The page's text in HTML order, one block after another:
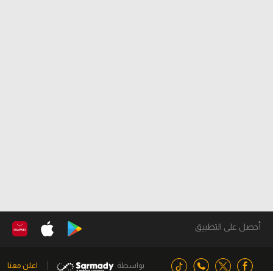
أحصل على التطبيق
بواسطة اعلن معنا